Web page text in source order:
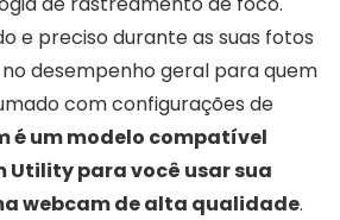
e preciso durante as suas fotos
desempenho geral para quem
com configurações de
é um modelo compatível
Utility para você usar sua
webcam de alta qualidade.